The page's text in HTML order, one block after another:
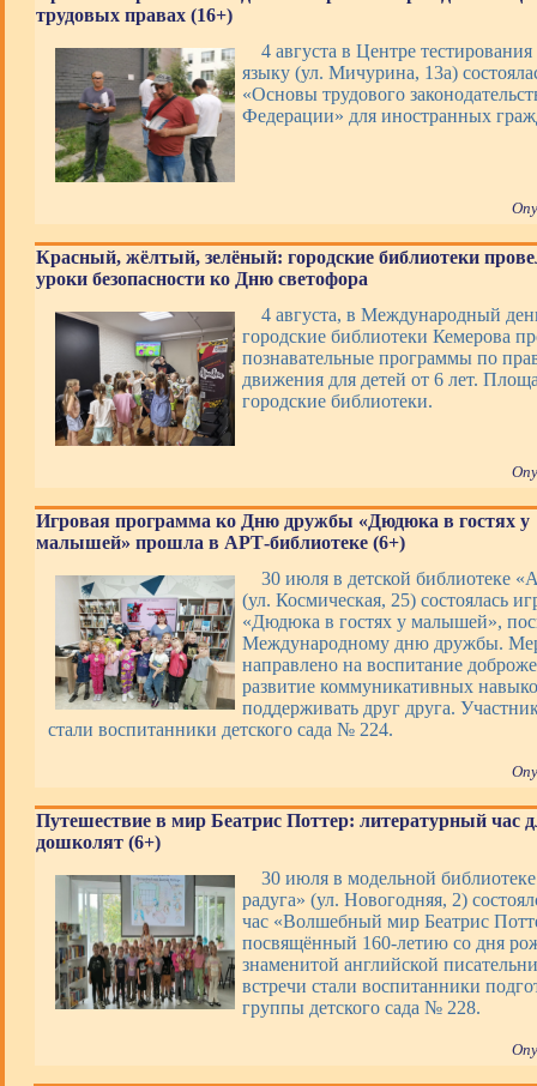
трудовых правах (16+)
4 августа в Центре
языку (ул. Мичурина, 13а)
«Основы трудового
Федерации» для иностранных
Красный, жёлтый, зелёный: городские библиотеки
уроки безопасности ко Дню светофора
4 августа, в Международный
городские библиотеки Кемерова
познавательные программы по
движения для детей от 6 лет.
городские библиотеки.
Игровая программа ко Дню дружбы «Дюдюка в гостях у
малышей» прошла в АРТ-библиотеке (6+)
30 июля в детской библиотеке
(ул. Космическая, 25) состоялась
«Дюдюка в гостях у малышей»,
Международному дню дружбы.
направлено на воспитание
развитие коммуникативных
поддерживать друг друга.
стали воспитанники детского сада № 224.
Путешествие в мир Беатрис Поттер: литературный час
дошколят (6+)
30 июля в модельной
радуга» (ул. Новогодняя, 2)
час «Волшебный мир Беатрис
посвящённый 160-летию со дня
знаменитой английской
встречи стали воспитанники
группы детского сада № 228.